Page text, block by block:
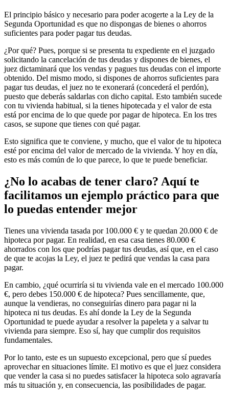
El principio básico y necesario para poder acogerte a la Ley de la
Segunda Oportunidad es que no dispongas de bienes o ahorros
suficientes para poder pagar tus deudas.
¿Por qué? Pues, porque si se presenta tu expediente en el juzgado
solicitando la cancelación de tus deudas y dispones de bienes, el
juez dictaminará que los vendas y pagues tus deudas con el importe
obtenido. Del mismo modo, si dispones de ahorros suficientes para
pagar tus deudas, el juez no te exonerará (concederá el perdón),
puesto que deberás saldarlas con dicho capital. Esto también sucede
con tu vivienda habitual, si la tienes hipotecada y el valor de esta
está por encima de lo que quede por pagar de hipoteca. En los tres
casos, se supone que tienes con qué pagar.
Esto significa que te conviene, y mucho, que el valor de tu hipoteca
esté por encima del valor de mercado de la vivienda. Y hoy en día,
esto es más común de lo que parece, lo que te puede beneficiar.
¿No lo acabas de tener claro? Aquí te
facilitamos un ejemplo práctico para que
lo puedas entender mejor
Tienes una vivienda tasada por 100.000 € y te quedan 20.000 € de
hipoteca por pagar. En realidad, en esa casa tienes 80.000 €
ahorrados con los que podrías pagar tus deudas, así que, en el caso
de que te acojas la Ley, el juez te pedirá que vendas la casa para
pagar.
En cambio, ¿qué ocurriría si tu vivienda vale en el mercado 100.000
€, pero debes 150.000 € de hipoteca? Pues sencillamente, que,
aunque la vendieras, no conseguirías dinero para pagar ni la
hipoteca ni tus deudas. Es ahí donde la Ley de la Segunda
Oportunidad te puede ayudar a resolver la papeleta y a salvar tu
vivienda para siempre. Eso sí, hay que cumplir dos requisitos
fundamentales.
Por lo tanto, este es un supuesto excepcional, pero que sí puedes
aprovechar en situaciones límite. El motivo es que el juez considera
que vender la casa si no puedes satisfacer la hipoteca solo agravaría
más tu situación y, en consecuencia, las posibilidades de pagar.